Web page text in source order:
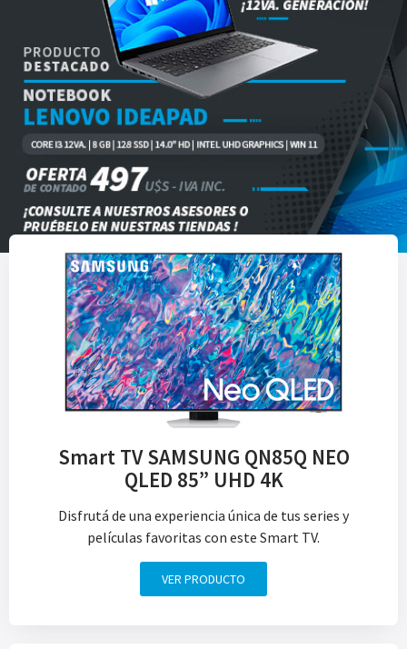
Smart TV SAMSUNG QN85Q NEO
QLED 85” UHD 4K
Disfrutá de una experiencia única de tus series y
películas favoritas con este Smart TV.
VER PRODUCTO